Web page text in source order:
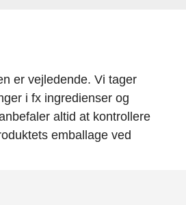
er vejledende. Vi tager
i fx ingredienser og
altid at kontrollere
emballage ved